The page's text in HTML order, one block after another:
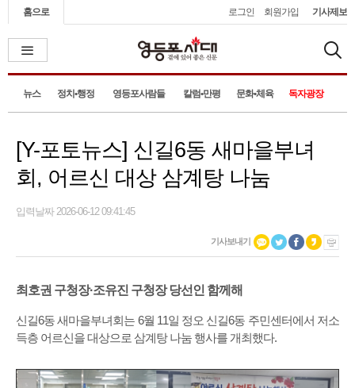
홈으로 로그인 회원가입 기사제보
뉴스 정치•행정 영등포사람들 칼럼•만평 문화•체육 독자광장
[Y-포토뉴스] 신길6동 새마을부녀
회, 어르신 대상 삼계탕 나눔
입력날짜 2026-06-12 09:41:45
기사보내기
최호권 구청장·조유진 구청장 당선인 함께해
신길6동 새마을부녀회는 6월 11일 정오 신길6동 주민센터에서 저소
득층 어르신을 대상으로 삼계탕 나눔 행사를 개최했다.